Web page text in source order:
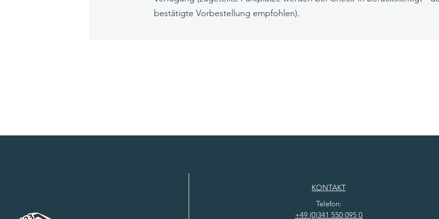
bestätigte Vorbestellung empfohlen).
KONTAKT
Telefon:
+49 (0)341 550 095 0